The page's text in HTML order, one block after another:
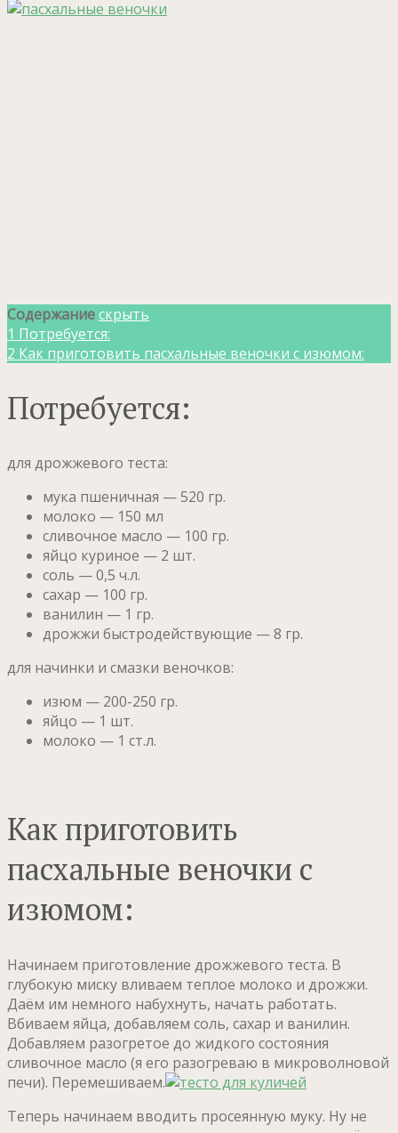
Содержаниескрыть
1 Потребуется:
2 Как приготовить пасхальные веночки с изюмом:
Потребуется:
для дрожжевого теста:
мука пшеничная — 520 гр.
молоко — 150 мл
сливочное масло — 100 гр.
яйцо куриное — 2 шт.
соль — 0,5 ч.л.
сахар — 100 гр.
ванилин — 1 гр.
дрожжи быстродействующие — 8 гр.
для начинки и смазки веночков:
изюм — 200-250 гр.
яйцо — 1 шт.
молоко — 1 ст.л.
Как приготовить
пасхальные веночки с
изюмом:
Начинаем приготовление дрожжевого теста. В
глубокую миску вливаем теплое молоко и дрожжи.
Даём им немного набухнуть, начать работать.
Вбиваем яйца, добавляем соль, сахар и ванилин.
Добавляем разогретое до жидкого состояния
сливочное масло (я его разогреваю в микроволновой
печи). Перемешиваем.
Теперь начинаем вводить просеянную муку. Ну не